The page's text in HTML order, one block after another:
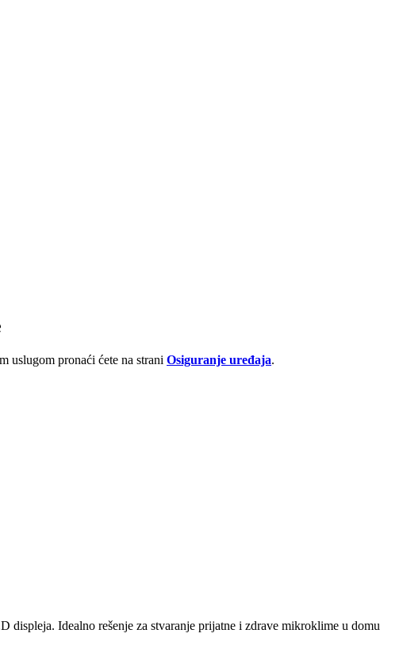
uslugom pronaći ćete na strani Osiguranje uređaja.
Idealno rešenje za stvaranje prijatne i zdrave mikroklime u domu